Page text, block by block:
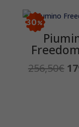
30
256,50€ Il